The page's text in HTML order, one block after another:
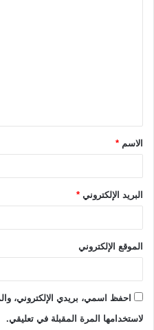
ق
*الاسم *
البريد الإلكتروني *
الموقع الإلكتروني
احفظ اسمي، بريدي الإلكتروني،
لاستخدامها المرة المقبلة في تعليقي.